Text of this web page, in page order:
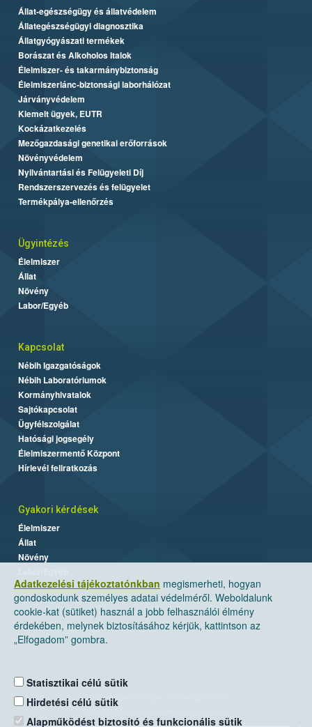
Adatkezelési tájékoztatónkban megismerheti, hogyan
gondoskodunk személyes adatai védelméről. Weboldalunk
cookie-kat (sütiket) használ a jobb felhasználói élmény
érdekében, melynek biztosításához kérjük, kattintson az
„Elfogadom” gombra.
Statisztikai célú sütik
Hirdetési célú sütik
Alapműködést biztosító és funkcionális sütik
Állat-egészségügy és állatvédelem
Állategészségügyi diagnosztika
Állatgyógyászati termékek
Borászat és Alkoholos Italok
Élelmiszer- és takarmánybiztonság
Élelmiszerlánc-biztonsági laborhálózat
Járványvédelem
Kiemelt ügyek, EUTR
Kockázatkezelés
Mezőgazdasági genetikai erőforrások
Növényvédelem
Nyilvántartási és Felügyeleti Díj
Rendszerszervezés és felügyelet
Termékpálya-ellenőrzés
Ügyintézés
Élelmiszer
Állat
Növény
Labor/Egyéb
Kapcsolat
Nébih Igazgatóságok
Nébih Laboratóriumok
Kormányhivatalok
Sajtókapcsolat
Ügyfélszolgálat
Hatósági jogsegély
Élelmiszermentő Központ
Hírlevél feliratkozás
Gyakori kérdések
Élelmiszer
Állat
Növény
Nemzeti Élelmiszerlánc-biztonsági Hivatal
Levelezési cím: 1525 Budapest. Pf. 30.